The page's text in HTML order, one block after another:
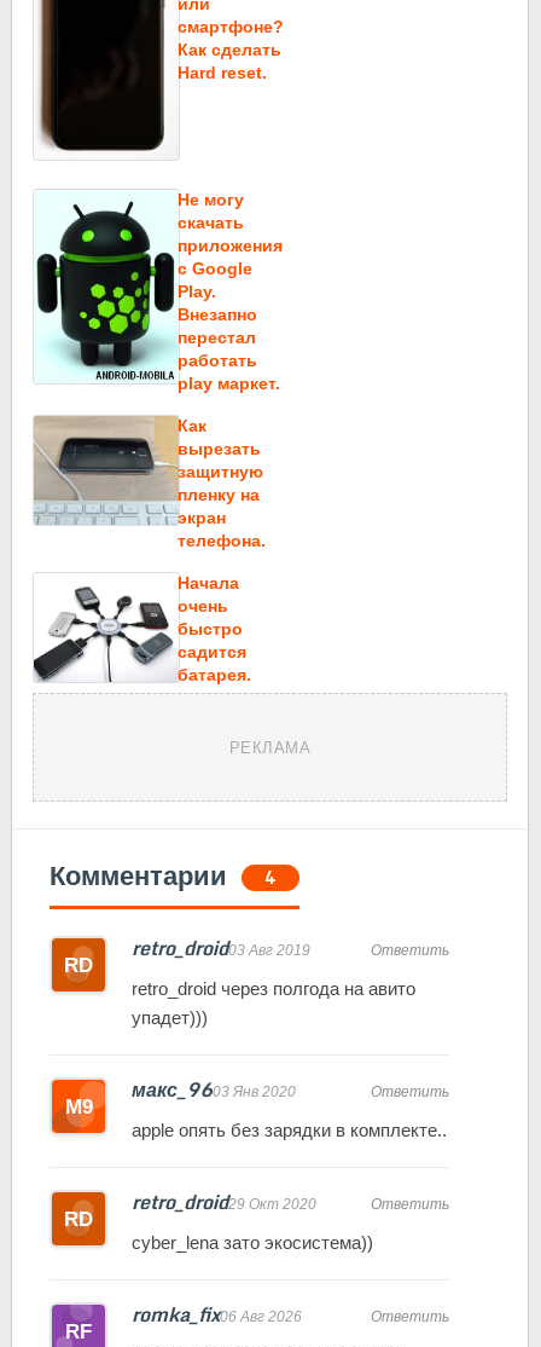
смартфоне?
Как сделать
Hard reset.
Не могу
скачать
приложения
c Google
Play.
Внезапно
перестал
работать
play маркет.
Как
вырезать
защитную
пленку на
экран
телефона.
Начала
очень
быстро
садится
батарея.
РЕКЛАМА
Комментарии 4
retro_droid03 Авг 2019 Ответить
retro_droid через полгода на авито
упадет)))
макс_9603 Янв 2020 Ответить
apple опять без зарядки в комплекте..
retro_droid29 Окт 2020 Ответить
cyber_lena зато экосистема))
romka_fix06 Авг 2026 Ответить